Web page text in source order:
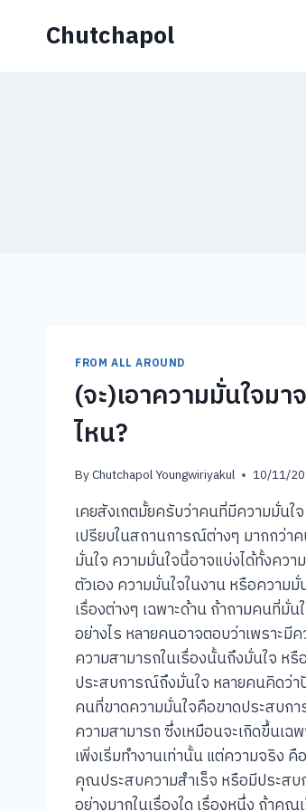
Chutchapol
FROM ALL AROUND
(จะ)เอาความมั่นใจมา
ไหน?
ByChutchapol Youngwiriyakul 10/11/
เคยสังเกตมั้ยครับว่าคนที่มีความมั่นใ
เปรียบในสถานการณ์ต่างๆ มากกว่า
มั่นใจ ความมั่นใจนี้อาจแบ่งได้ทั้งควา
ตัวเอง ความมั่นใจในงาน หรือความมั่
เรื่องต่างๆ เฉพาะด้าน ถ้าถามคนที่มั่น
อย่างไร หลายคนอาจตอบว่าเพราะมี
ความสามารถในเรื่องนั้นถึงมั่นใจ หรื
ประสบการณ์ถึงมั่นใจ หลายคนคิดว่
คนที่ขาดความมั่นใจคือขาดประสบก
ความสามารถ ซึ่งเหมือนจะเกิดขึ้นเฉ
เพิ่งเริ่มทำงานเท่านั้น แต่ความจริง คื
คุณประสบความสำเร็จ หรือมีประส
อย่างมากในเรื่องใด เรื่องหนึ่ง ถ้าคุณ